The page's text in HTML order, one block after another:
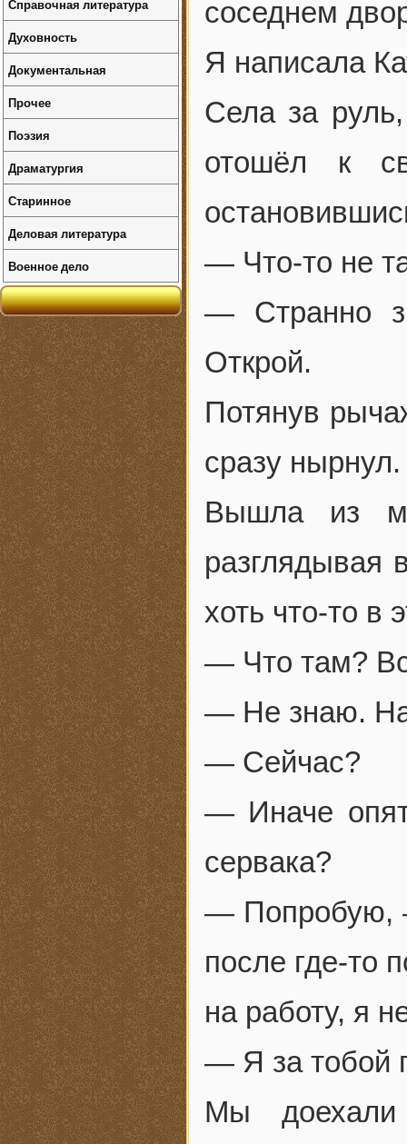
соседнем
Я написала
Села за
отошёл к
— Что-то не
— Странно
Открой.
Потянув
сразу нырнул.
Вышла из
разглядывая
хоть что-то в
— Что там?
— Не знаю.
— Сейчас?
— Иначе
сервака?
— Попробую,
после где-то
на работу, я
— Я за тобой
Мы
Справочная литература
Духовность
Документальная
Прочее
Поэзия
Драматургия
Старинное
Деловая литература
Военное дело